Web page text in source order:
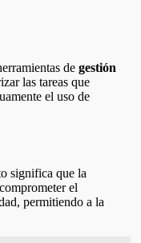
de gestión
las tareas que
el uso de
significa que la
el
permitiendo a la